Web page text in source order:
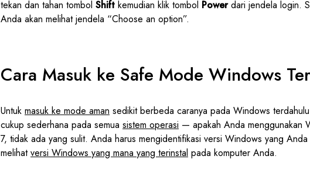
tekan dan tahan tombol Shift kemudian klik tombol Powerdari jendela login.
Anda akan melihat jendela “Choose an option”.
Cara Masuk ke Safe Mode Windows
Untuk masuk ke mode aman sedikit berbeda caranya pada Windows
cukup sederhana pada semua sistem operasi — apakah Anda menggunakan
7, tidak ada yang sulit. Anda harus mengidentifikasi versi Windows yang
melihatversi Windows yang mana yang terinstal pada komputer Anda.